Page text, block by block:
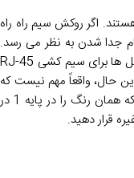
اگر روکش سیم راه راه
جدا شدن به نظر می رسد.
این واقعیت که دو مجموعه متفاوت از دستورالعمل ها برای سیم کشی RJ-45
حال، واقعاً مهم نیست که
سیم‌ها را به چه ترتیبی قرار دهید. فقط تا زمانی که همان رنگ را در پایه 1 در